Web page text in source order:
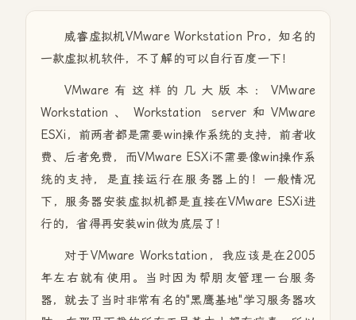
威睿虚拟机VMware Workstation Pro，知名的
一款虚拟机软件，不了解的可以自行百度一下！
VMware有这样的几大版本：VMware
Workstation、Workstation server和VMware
ESXi，前两者都是需要win操作系统的支持，前者收
费、后者免费，而VMware ESXi不需要像win操作系
统的支持，是直接运行在服务器上的！一般情况
下，服务器安装虚拟机都是直接在VMware ESXi进
行的，省得再安装win做为底层了！
对于VMware Workstation，我应该是在2005
年左右就有使用。当时因为帮朋友管理一台服务
器，就去了当时非常有名的"黑鹰基地"学习服务器攻